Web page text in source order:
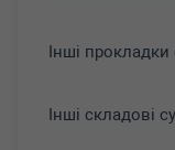
Інші
Інші складові